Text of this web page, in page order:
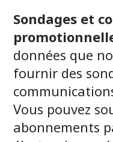
Sondages et
données que
fournir des
Vous pouvez
abonnements